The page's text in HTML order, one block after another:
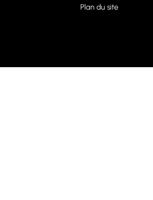
Plan du site